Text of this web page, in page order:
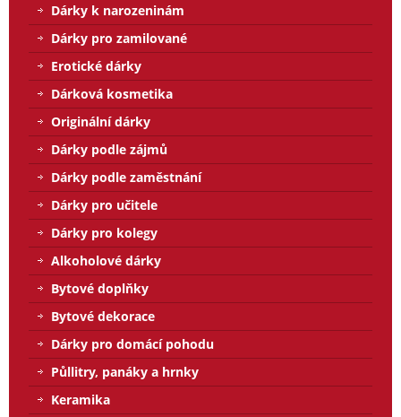
Dárky k narozeninám
Dárky pro zamilované
Erotické dárky
Dárková kosmetika
Originální dárky
Dárky podle zájmů
Dárky podle zaměstnání
Dárky pro učitele
Dárky pro kolegy
Alkoholové dárky
Bytové doplňky
Bytové dekorace
Dárky pro domácí pohodu
Půllitry, panáky a hrnky
Keramika